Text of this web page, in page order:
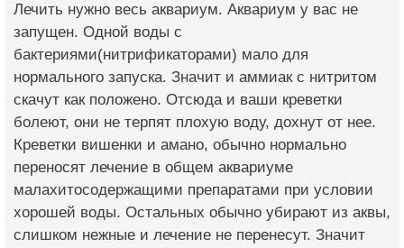
Лечить нужно весь аквариум. Аквариум у вас не
запущен. Одной воды с
бактериями(нитрификаторами) мало для
нормального запуска. Значит и аммиак с нитритом
скачут как положено. Отсюда и ваши креветки
болеют, они не терпят плохую воду, дохнут от нее.
Креветки вишенки и амано, обычно нормально
переносят лечение в общем аквариуме
малахитосодержащими препаратами при условии
хорошей воды. Остальных обычно убирают из аквы,
слишком нежные и лечение не перенесут. Значит